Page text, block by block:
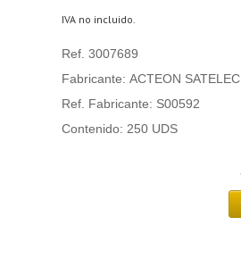
IVA no incluido.
Ref. 3007689
Fabricante: ACTEON SATELEC
Ref. Fabricante: S00592
Contenido: 250 UDS